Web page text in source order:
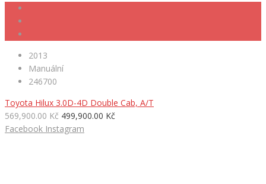
2013
Manuální
246700
Toyota Hilux 3.0D-4D Double Cab, A/T
569,900.00 Kč 499,900.00 Kč
Facebook Instagram